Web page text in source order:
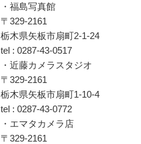
・福島写真館
〒329-2161
栃木県矢板市扇町2-1-24
tel : 0287-43-0517
・近藤カメラスタジオ
〒329-2161
栃木県矢板市扇町1-10-4
tel : 0287-43-0772
・エマタカメラ店
〒329-2161